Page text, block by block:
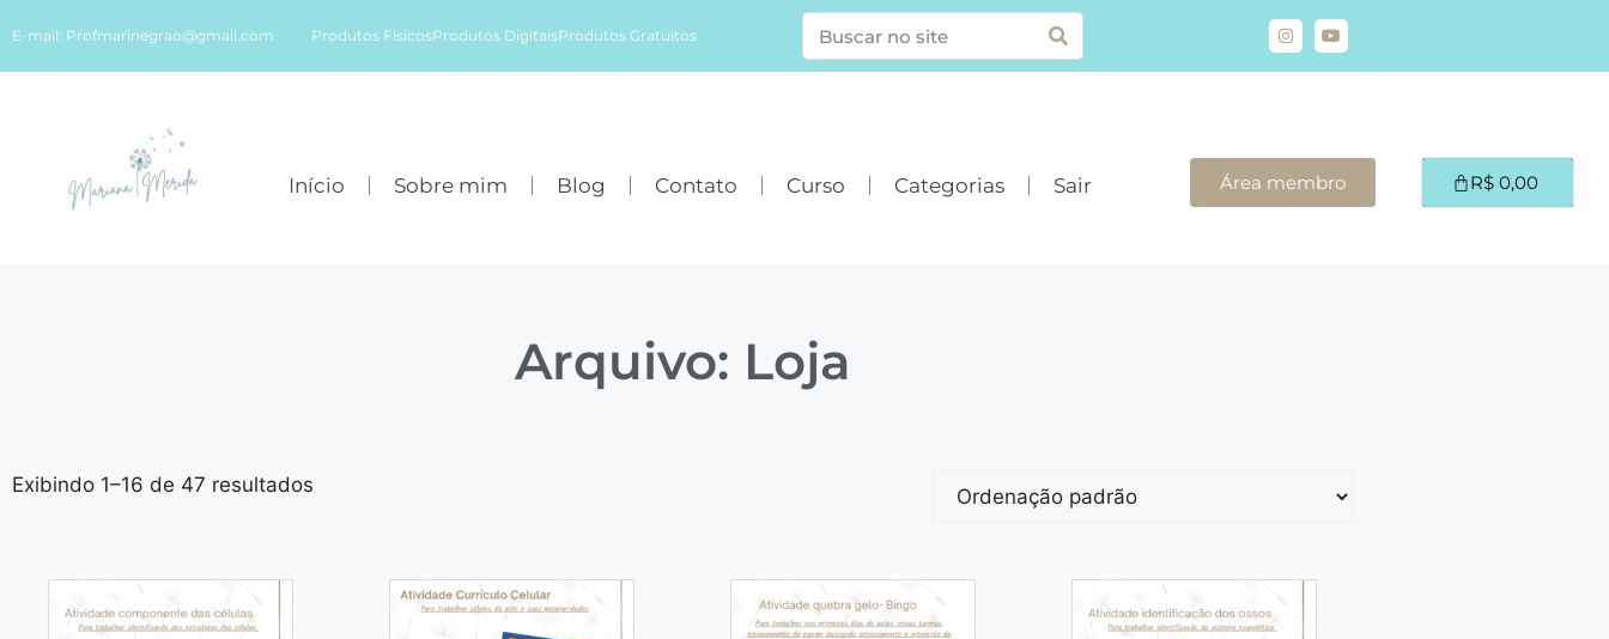
E-mail: Profmarinegrao@gmail.com Produtos FísicosProdutos DigitaisProdutos Gratuitos
Início Sobre mim Blog Contato Curso Categorias Sair Área membro R$0,00
Arquivo: Loja
Exibindo 1–16 de 47 resultados